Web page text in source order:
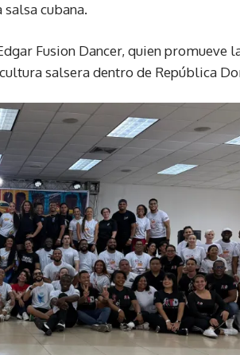
cubana.
Fusion Dancer, quien promueve
salsera dentro de República